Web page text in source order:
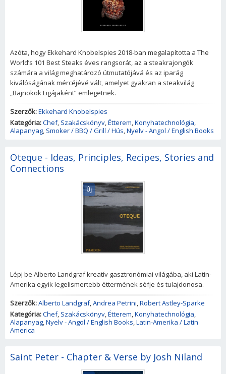
Azóta, hogy Ekkehard Knobelspies 2018-ban megalapította a The
World’s 101 Best Steaks éves rangsorát, az a steakrajongók
számára a világ meghatározó útmutatójává és az iparág
kiválóságának mércéjévé vált, amelyet gyakran a steakvilág
„Bajnokok Ligájaként” emlegetnek.
Szerzők:Ekkehard Knobelspies
Kategória:Chef, Szakácskönyv,Étterem,Konyhatechnológia,
Alapanyag, Smoker / BBQ / Grill / Hús,Nyelv - Angol / English Books
Oteque - Ideas, Principles, Recipes, Stories and
Connections
Új
Lépj be Alberto Landgraf kreatív gasztronómiai világába, aki Latin-
Amerika egyik legelismertebb éttermének séfje és tulajdonosa.
Szerzők:Alberto Landgraf,Andrea Petrini,Robert Astley-Sparke
Kategória:Chef, Szakácskönyv,Étterem,Konyhatechnológia,
Alapanyag,Nyelv - Angol / English Books,Latin-Amerika / Latin
America
Saint Peter - Chapter & Verse by Josh Niland